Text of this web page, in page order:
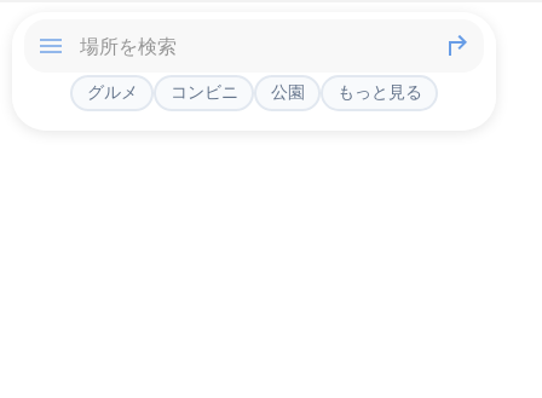
グルメ コンビニ 公園 もっと見る